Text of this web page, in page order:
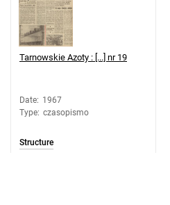
Tarnowskie Azoty :
Robotniczego
Feliksa Dzierżyńskiego.
Tarnowskie Azoty :
Feliksa Dzierżyńskiego.
Tarnowskie Azoty :
Tarnowskie Azoty : [...] nr 19
Date: 1967
Type: czasopismo
Structure